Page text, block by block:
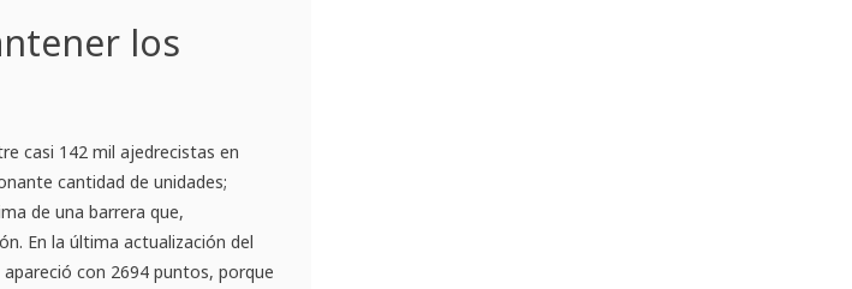
los
casi 142 mil ajedrecistas en
cantidad de unidades;
de una barrera que,
En la última actualización del
con 2694 puntos, porque